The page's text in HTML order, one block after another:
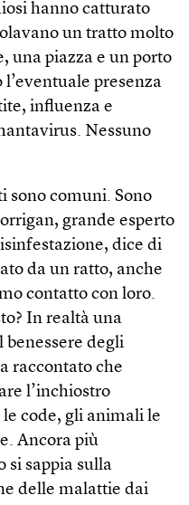
hanno catturato
un tratto molto
una piazza e un porto
presenza
influenza e
Nessuno
sono comuni. Sono
grande esperto
dice di
da un ratto, anche
contatto con loro.
In realtà una
benessere degli
raccontato che
l’inchiostro
code, gli animali le
Ancora più
si sappia sulla
delle malattie dai